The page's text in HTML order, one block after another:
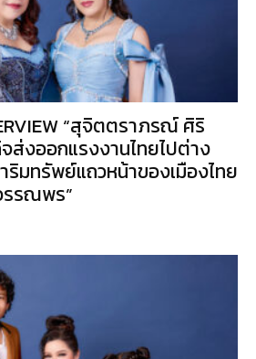
“สุจิตตราภรณ์ ศิริ
ส่งออกแรงงานไทยไปต่าง
ริมทรัพย์แถวหน้าของเมืองไทย
รรณพร”